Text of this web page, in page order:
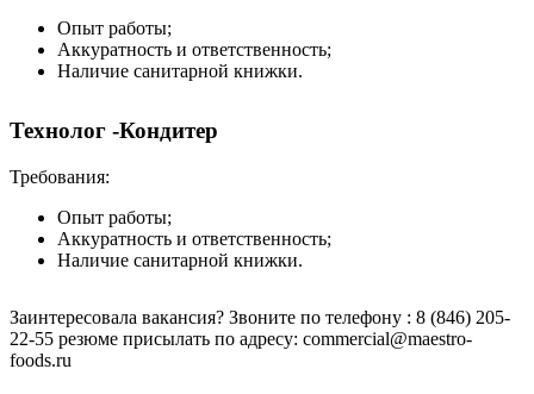
Опыт работы;
Аккуратность и ответственность;
Наличие санитарной книжки.
Технолог -Кондитер
Требования:
Опыт работы;
Аккуратность и ответственность;
Наличие санитарной книжки.
Заинтересовала вакансия? Звоните по телефону : 8 (846) 205-
22-55 резюме присылать по адресу: commercial@maestro-
foods.ru